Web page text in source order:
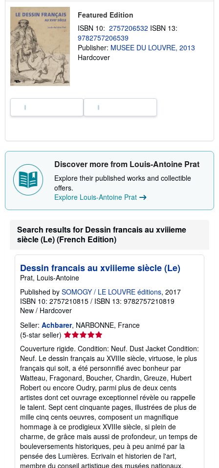
i
n
r
Featured Edition
ISBN 10: 2757206532 ISBN 13:
9782757206539
Publisher: MUSEE DU LOUVRE, 2013
Hardcover
Discover more from Louis-Antoine Prat
Explore their published works and collectible
offers.
Explore Louis-Antoine Prat
Search results for Dessin francais au xviiieme
siècle (Le) (French Edition)
Dessin francais au xviiieme siècle (Le)
Prat, Louis-Antoine
Published by SOMOGY / LE LOUVRE éditions, 2017
ISBN 10: 2757210815 / ISBN 13: 9782757210819
New / Hardcover
Seller: Achbarer, NARBONNE, France
(5-star seller) Seller
rating
5
out
of
5
stars
Couverture rigide. Condition: Neuf. Dust Jacket Condition:
Neuf. Le dessin français au XVIIIe siècle, virtuose, le plus
français qui soit, a été personnifié avec bonheur par
Watteau, Fragonard, Boucher, Chardin, Greuze, Hubert
Robert ou encore Oudry, parmi plus de deux cents
artistes dont cet ouvrage exceptionnel révèle ou rappelle
le talent. Sept cent cinquante pages, illustrées de plus de
mille cinq cents oeuvres, composent un magnifique
hommage à ce prodigieux XVIIIe siècle, si plein de
charme, de grâce mais aussi de profondeur, un temps de
bouleversements historiques, peu à peu animé par la
pensée des Lumières. Ecrivain et historien de l'art,
membre du conseil artistique des musées nationaux,